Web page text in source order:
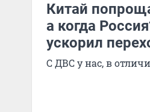
Китай
а когда
ускорил
С ДВС у нас, в